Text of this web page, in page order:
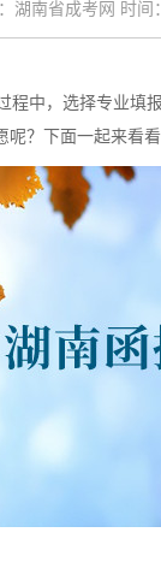
湖南省成考网 时间
中，选择专业填
呢？下面一起来看